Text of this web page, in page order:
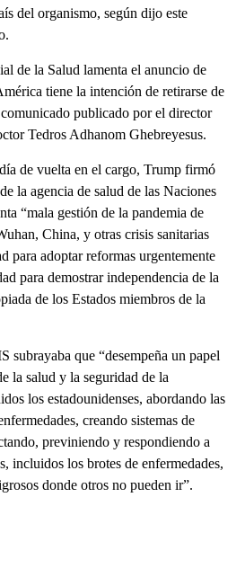
del organismo, según dijo este
de la Salud lamenta el anuncio de
tiene la intención de retirarse de
publicado por el director
Tedros Adhanom Ghebreyesus.
de vuelta en el cargo, Trump firmó
la agencia de salud de las Naciones
“mala gestión de la pandemia de
China, y otras crisis sanitarias
para adoptar reformas urgentemente
para demostrar independencia de la
de los Estados miembros de la
subrayaba que “desempeña un papel
la salud y la seguridad de la
los estadounidenses, abordando las
creando sistemas de
previniendo y respondiendo a
incluidos los brotes de enfermedades,
donde otros no pueden ir”.